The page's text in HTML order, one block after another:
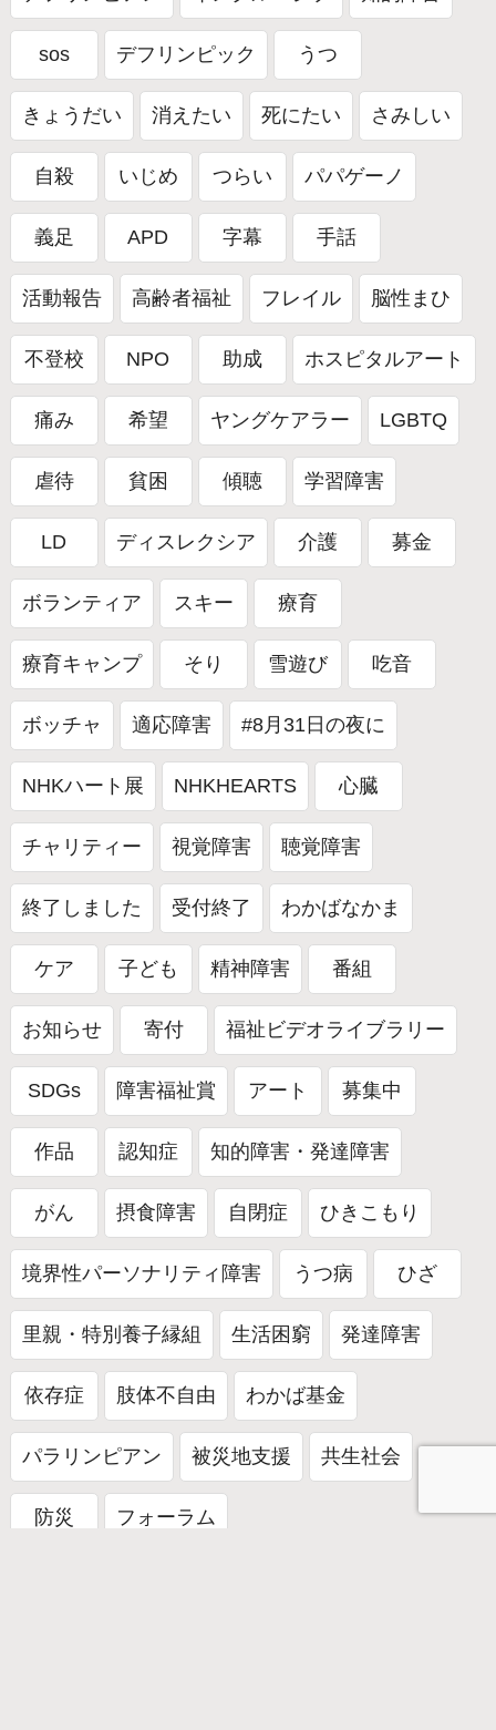
sos デフリンピック うつ
きょうだい 消えたい 死にたい さみしい
自殺 いじめ つらい パパゲーノ
義足 APD 字幕 手話
活動報告 高齢者福祉 フレイル 脳性まひ
不登校 NPO 助成 ホスピタルアート
痛み 希望 ヤングケアラー LGBTQ
虐待 貧困 傾聴 学習障害
LD ディスレクシア 介護 募金
ボランティア スキー 療育
療育キャンプ そり 雪遊び 吃音
ボッチャ 適応障害 #8月31日の夜に
NHKハート展 NHKHEARTS 心臓
チャリティー 視覚障害 聴覚障害
終了しました 受付終了 わかばなかま
ケア 子ども 精神障害 番組
お知らせ 寄付 福祉ビデオライブラリー
SDGs 障害福祉賞 アート 募集中
作品 認知症 知的障害・発達障害
がん 摂食障害 自閉症 ひきこもり
境界性パーソナリティ障害 うつ病 ひざ
里親・特別養子縁組 生活困窮 発達障害
依存症 肢体不自由 わかば基金
パラリンピアン 被災地支援 共生社会
防災 フォーラム